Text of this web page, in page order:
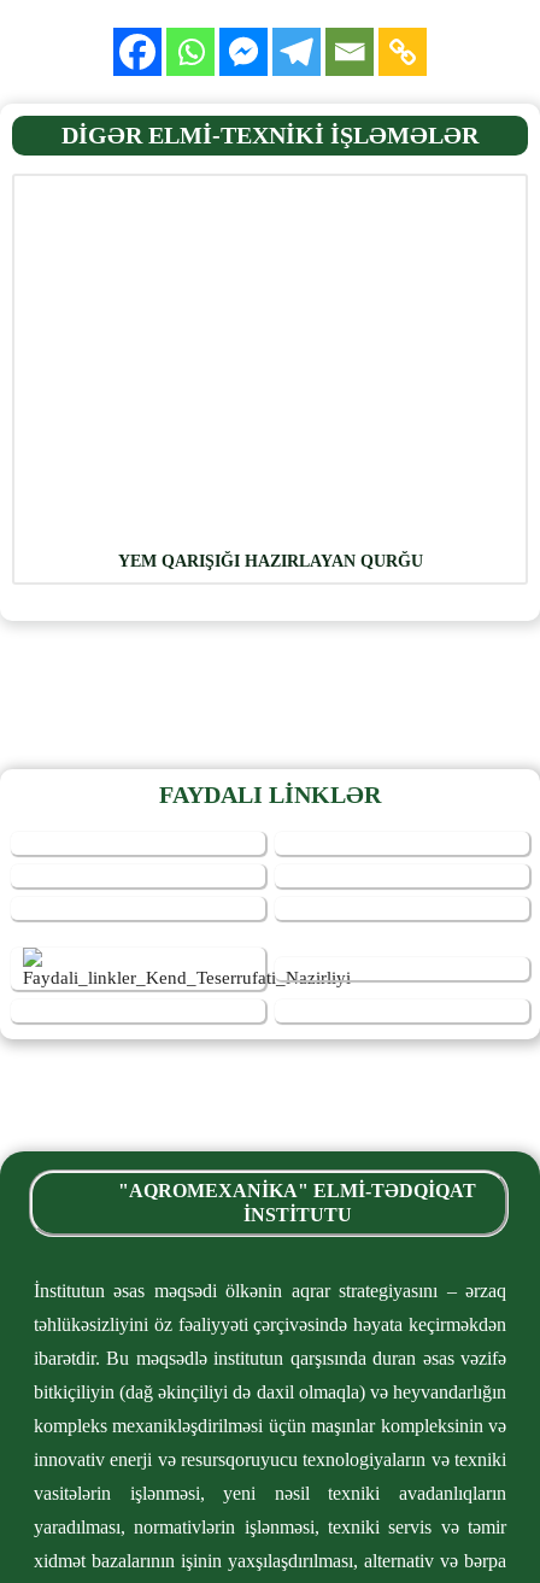
DİGƏR ELMİ-TEXNİKİ İŞLƏMƏLƏR
YEM QARIŞIĞI HAZIRLAYAN QURĞU
FAYDALI LİNKLƏR
"AQROMEXANİKA" ELMİ-TƏDQİQAT
İNSTİTUTU
İnstitutun əsas məqsədi ölkənin aqrar strategiyasını – ərzaq
təhlükəsizliyini öz fəaliyyəti çərçivəsində həyata keçirməkdən
ibarətdir. Bu məqsədlə institutun qarşısında duran əsas vəzifə
bitkiçiliyin (dağ əkinçiliyi də daxil olmaqla) və heyvandarlığın
kompleks mexanikləşdirilməsi üçün maşınlar kompleksinin və
innovativ enerji və resursqoruyucu texnologiyaların və texniki
vasitələrin işlənməsi, yeni nəsil texniki avadanlıqların
yaradılması, normativlərin işlənməsi, texniki servis və təmir
xidmət bazalarının işinin yaxşılaşdırılması, alternativ və bərpa